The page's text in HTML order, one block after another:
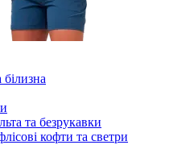
та безрукавки
кофти та светри